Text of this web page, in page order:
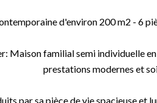
d'environ 200 m2 - 6
Maison familial semi individuelle
prestations modernes et
par sa pièce de vie spacieuse et